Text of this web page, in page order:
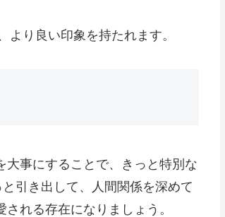
り良い印象を持たれます。
事にすることで、きっと特別な
引き出して、人間関係を深めて
れる存在になりましょう。